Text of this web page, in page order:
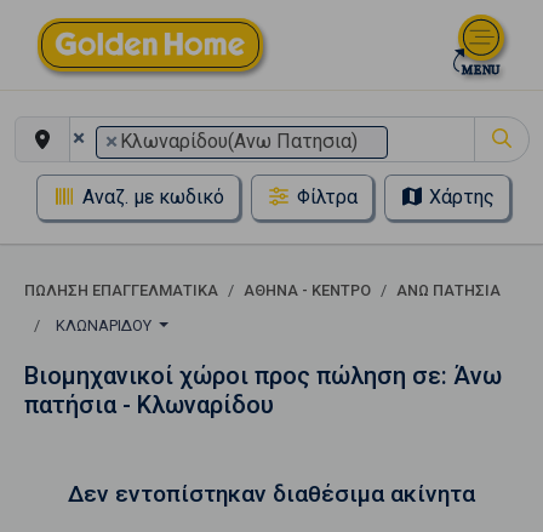
× × Κλωναρίδου(Ανω Πατησια)
Αναζ. με κωδικό Φίλτρα Χάρτης
ΠΏΛΗΣΗ ΕΠΑΓΓΕΛΜΑΤΙΚΆ ΑΘΉΝΑ - ΚΈΝΤΡΟ
ΆΝΩ ΠΑΤΉΣΙΑ
ΚΛΩΝΑΡΊΔΟΥ
Βιομηχανικοί χώροι προς πώληση σε: Άνω
πατήσια - Κλωναρίδου
Δεν εντοπίστηκαν διαθέσιμα ακίνητα